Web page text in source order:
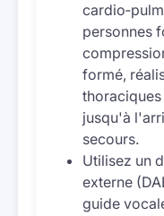
personnes
formé,
thoraciques
jusqu'à
secours.
Utilisez un
externe
guide